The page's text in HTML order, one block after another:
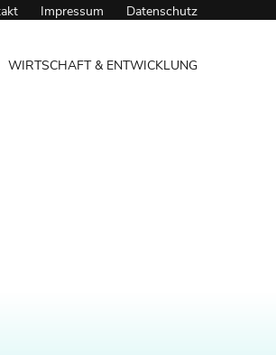
Impressum
Datenschutz
WIRTSCHAFT & ENTWICKLUNG